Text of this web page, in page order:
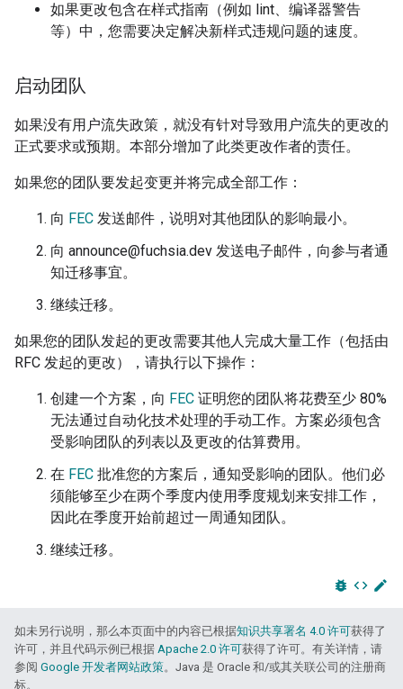
如果更改包含在样式指南（例如 lint、编译器警告
等）中，您需要决定解决新样式违规问题的速度。
启动团队
如果没有用户流失政策，就没有针对导致用户流失的更改的
正式要求或预期。本部分增加了此类更改作者的责任。
如果您的团队要发起变更并将完成全部工作：
向 FEC 发送邮件，说明对其他团队的影响最小。
向 announce@fuchsia.dev 发送电子邮件，向参与者通
知迁移事宜。
继续迁移。
如果您的团队发起的更改需要其他人完成大量工作（包括由
RFC 发起的更改），请执行以下操作：
创建一个方案，向 FEC 证明您的团队将花费至少 80%
无法通过自动化技术处理的手动工作。方案必须包含
受影响团队的列表以及更改的估算费用。
在 FEC 批准您的方案后，通知受影响的团队。他们必
须能够至少在两个季度内使用季度规划来安排工作，
因此在季度开始前超过一周通知团队。
继续迁移。
bug_report code edit
如未另行说明，那么本页面中的内容已根据知识共享署名 4.0 许可获得了
许可，并且代码示例已根据 Apache 2.0 许可获得了许可。有关详情，请
参阅 Google 开发者网站政策。Java 是 Oracle 和/或其关联公司的注册商
标。